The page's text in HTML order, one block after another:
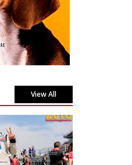
View All